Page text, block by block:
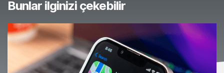
Bunlar ilginizi çekebilir